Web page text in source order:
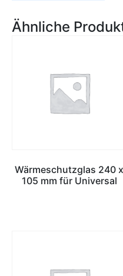
Ähnliche
Wärmeschutzglas 240 x
105 mm für Universal